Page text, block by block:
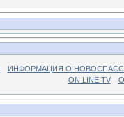
ИНФОРМАЦИЯ О
ON LINE TV